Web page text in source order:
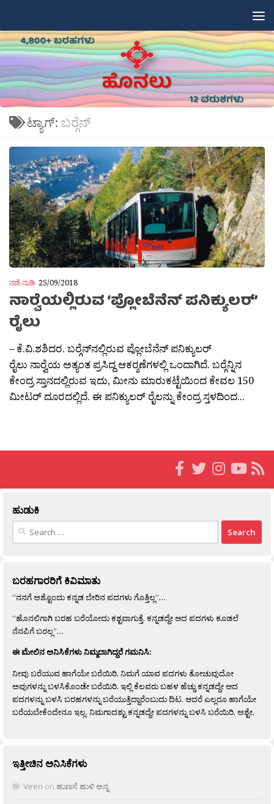
ಟ್ಯಾಗ್: ಬರ‍್ಗೆನ್
ನಡೆ-ನುಡಿ 25/09/2018
ನಾರ‍್ವೆಯಲ್ಲಿರುವ ‘ಪ್ಲೋಬೆನೆನ್ ಪನಿಕ್ಯುಲರ್’
ರೈಲು
– ಕೆ.ವಿ.ಶಶಿದರ. ಬರ‍್ಗೆನ್‍ನಲ್ಲಿರುವ ಪ್ಲೋಬೆನೆನ್ ಪನಿಕ್ಯುಲರ್
ರೈಲು ನಾರ‍್ವೆಯ ಅತ್ಯಂತ ಪ್ರಸಿದ್ದ ಆಕರ‍್ಶಣೆಗಳಲ್ಲಿ ಒಂದಾಗಿದೆ. ಬರ‍್ಗೆನ್ನಿನ
ಕೇಂದ್ರ ಸ್ತಾನದಲ್ಲಿರುವ ಇದು, ಮೀನು ಮಾರುಕಟ್ಟೆಯಿಂದ ಕೇವಲ 150
ಮೀಟರ್ ದೂರದಲ್ಲಿದೆ. ಈ ಪನಿಕ್ಯುಲರ್ ರೈಲನ್ನು ಕೇಂದ್ರ ಸ್ತಳದಿಂದ...
ಹುಡುಕಿ
Search
ಬರಹಗಾರರಿಗೆ ಕಿವಿಮಾತು
“ನನಗೆ ಅಶ್ಟೊಂದು ಕನ್ನಡ ಬೇರಿನ ಪದಗಳು ಗೊತ್ತಿಲ್ಲ”…
“ಹೊನಲಿಗಾಗಿ ಬರಹ ಬರೆಯೋದು ಕಶ್ಟವಾಗುತ್ತೆ. ಕನ್ನಡದ್ದೇ ಆದ ಪದಗಳು ಕೂಡಲೆ
ನೆನಪಿಗೆ ಬರಲ್ಲ”…
ಈ ಮೇಲಿನ ಅನಿಸಿಕೆಗಳು ನಿಮ್ಮದಾಗಿದ್ದರೆ ಗಮನಿಸಿ:
ನೀವು ಬರೆಯುವ ಹಾಗೆಯೇ ಬರೆಯಿರಿ. ನಿಮಗೆ ಯಾವ ಪದಗಳು ತೋಚುವುದೋ
ಅವುಗಳನ್ನು ಬಳಸಿಕೊಂಡೇ ಬರೆಯಿರಿ. ಇಲ್ಲಿ ಕೆಲವರು ಬಹಳ ಹೆಚ್ಚು ಕನ್ನಡದ್ದೇ ಆದ
ಪದಗಳನ್ನು ಬಳಸಿ ಬರಹಗಳನ್ನು ಬರೆಯುತ್ತಿದ್ದಾರೆಂಬುದು ದಿಟ. ಆದರೆ ಎಲ್ಲರೂ ಹಾಗೆಯೇ
ಬರೆಯಬೇಕೆಂದೇನೂ ಇಲ್ಲ. ನಿಮಗಾದಶ್ಟು ಕನ್ನಡದ್ದೇ ಪದಗಳನ್ನು ಬಳಸಿ ಬರೆಯಿರಿ, ಅಶ್ಟೇ.
ಇತ್ತೀಚಿನ ಅನಿಸಿಕೆಗಳು
Viren on ಹುಣಸೆ ಹುಳಿ ಅನ್ನ